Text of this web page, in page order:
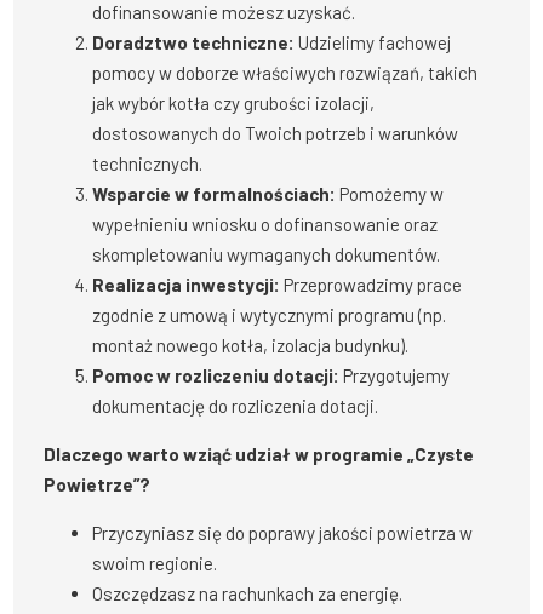
dofinansowanie możesz uzyskać.
Doradztwo techniczne: Udzielimy fachowej
pomocy w doborze właściwych rozwiązań, takich
jak wybór kotła czy grubości izolacji,
dostosowanych do Twoich potrzeb i warunków
technicznych.
Wsparcie w formalnościach: Pomożemy w
wypełnieniu wniosku o dofinansowanie oraz
skompletowaniu wymaganych dokumentów.
Realizacja inwestycji: Przeprowadzimy prace
zgodnie z umową i wytycznymi programu (np.
montaż nowego kotła, izolacja budynku).
Pomoc w rozliczeniu dotacji: Przygotujemy
dokumentację do rozliczenia dotacji.
Dlaczego warto wziąć udział w programie „Czyste
Powietrze”?
Przyczyniasz się do poprawy jakości powietrza w
swoim regionie.
Oszczędzasz na rachunkach za energię.